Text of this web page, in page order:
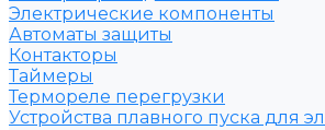
Электрические компоненты
Автоматы защиты
Контакторы
Таймеры
Термореле перегрузки
Устройства плавного пуска для